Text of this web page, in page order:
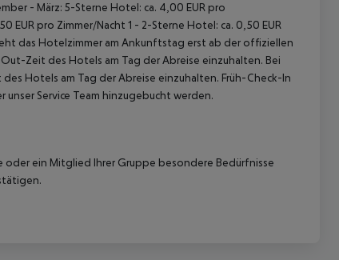
- März: 5-Sterne Hotel: ca. 4,00 EUR pro
EUR pro Zimmer/Nacht 1 - 2-Sterne Hotel: ca. 0,50 EUR
das Hotelzimmer am Ankunftstag erst ab der offiziellen
Zeit des Hotels am Tag der Abreise einzuhalten. Bei
Hotels am Tag der Abreise einzuhalten. Früh-Check-In
Service Team hinzugebucht werden.
ein Mitglied Ihrer Gruppe besondere Bedürfnisse